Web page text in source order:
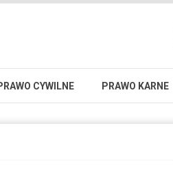
CYWILNE PRAWO KARNE